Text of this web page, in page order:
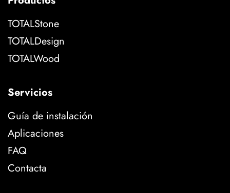
TOTALStone
TOTALDesign
TOTALWood
Servicios
Guía de instalación
Aplicaciones
FAQ
Contacta